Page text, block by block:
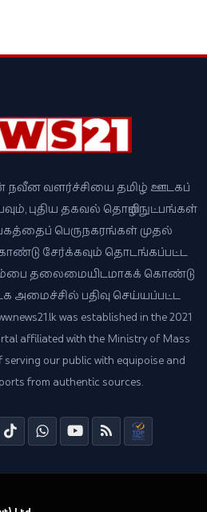
நவீன வளர்ச்சியை தமிழ் ஊடகப்
புதிய தகவல் தொழில்நுட்பங்கள்
பெருநகரங்கள் முதல்
சேர்க்கவும் தொடங்கப்பட்ட
தலைமையிடமாகக் கொண்டு
அமைச்சில் பதிவு செய்யப்பட்ட
was established in the 2021
affiliated with the Ministry of Mass
our public with equipoise and
from authentic sources.